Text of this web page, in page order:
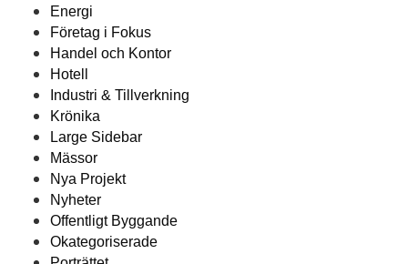
Energi
Företag i Fokus
Handel och Kontor
Hotell
Industri & Tillverkning
Krönika
Large Sidebar
Mässor
Nya Projekt
Nyheter
Offentligt Byggande
Okategoriserade